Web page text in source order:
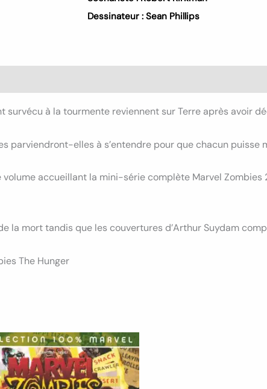
Dessinateur : Sean Phillips
survécu à la tourmente reviennent sur Terre après avoir
parviendront-elles à s’entendre pour que chacun puisse
volume accueillant la mini-série complète Marvel
la mort tandis que les couvertures d’Arthur Suydam
The Hunger